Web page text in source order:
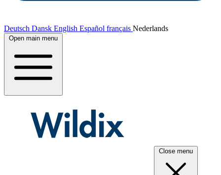
Deutsch Dansk English Español français Nederlands
Open main menu
Close menu